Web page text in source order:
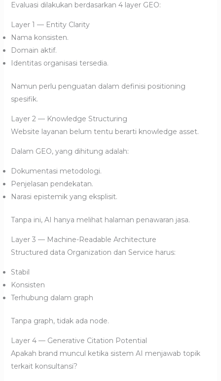
Evaluasi dilakukan berdasarkan 4 layer GEO:
Layer 1 — Entity Clarity
Nama konsisten.
Domain aktif.
Identitas organisasi tersedia.
Namun perlu penguatan dalam definisi positioning
spesifik.
Layer 2 — Knowledge Structuring
Website layanan belum tentu berarti knowledge asset.
Dalam GEO, yang dihitung adalah:
Dokumentasi metodologi.
Penjelasan pendekatan.
Narasi epistemik yang eksplisit.
Tanpa ini, AI hanya melihat halaman penawaran jasa.
Layer 3 — Machine-Readable Architecture
Structured data Organization dan Service harus:
Stabil
Konsisten
Terhubung dalam graph
Tanpa graph, tidak ada node.
Layer 4 — Generative Citation Potential
Apakah brand muncul ketika sistem AI menjawab topik
terkait konsultansi?